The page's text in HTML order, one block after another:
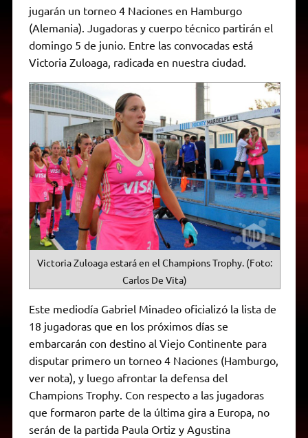
p
m
k
e
k
i
n
d
l
y
jugarán un torneo 4 Naciones en Hamburgo
(Alemania). Jugadoras y cuerpo técnico partirán el
domingo 5 de junio. Entre las convocadas está
Victoria Zuloaga, radicada en nuestra ciudad.
Victoria Zuloaga estará en el Champions Trophy. (Foto:
Carlos De Vita)
Este mediodía Gabriel Minadeo oficializó la lista de
18 jugadoras que en los próximos días se
embarcarán con destino al Viejo Continente para
disputar primero un torneo 4 Naciones (Hamburgo,
ver nota), y luego afrontar la defensa del
Champions Trophy. Con respecto a las jugadoras
que formaron parte de la última gira a Europa, no
serán de la partida Paula Ortiz y Agustina